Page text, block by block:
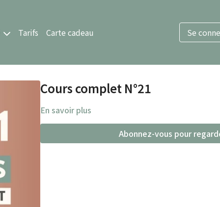
Tarifs Carte cadeau Se
Cours complet N°21
En savoir plus
Abonnez-vous pour